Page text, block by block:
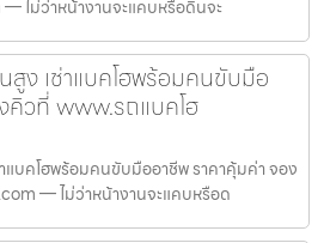
ไม่ว่าหน้างานจะแคบหรือดินจะ
สูง เช่าแบคโฮพร้อมคนขับมือ
คิวที่ www.รถแบคโฮ
แบคโฮพร้อมคนขับมืออาชีพ ราคาคุ้มค่า จอง
— ไม่ว่าหน้างานจะแคบหรือด